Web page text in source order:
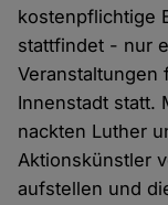
kostenpflichtige
stattfindet - nur
Veranstaltungen
Innenstadt statt.
nackten Luther
Aktionskünstler
aufstellen und